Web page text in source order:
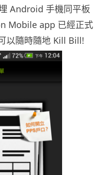
Android 手機同平板
Mobile app 已經正式
以隨時隨地 Kill Bill!